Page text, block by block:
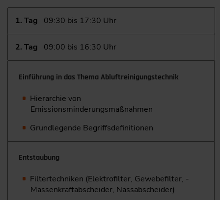
1. Tag 09:30 bis 17:30 Uhr
2. Tag 09:00 bis 16:30 Uhr
Einführung in das Thema Abluftreinigungstechnik
Hierarchie von
Emissionsminderungsmaßnahmen
Grundlegende Begriffsdefinitionen
Entstaubung
Filtertechniken (Elektrofilter, Gewebefilter, ­
Massenkraftabscheider, Nassabscheider)